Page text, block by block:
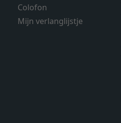
Colofon
Mijn verlanglijstje